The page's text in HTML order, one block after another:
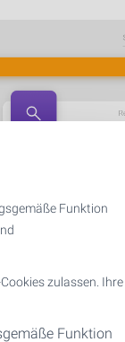
Funktion
zulassen. Ihre
Funktion